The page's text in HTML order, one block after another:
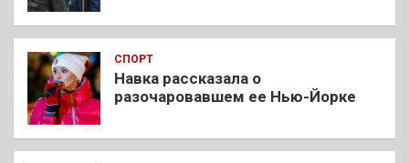
СПОРТ
Навка рассказала о
разочаровавшем ее Нью-Йорке